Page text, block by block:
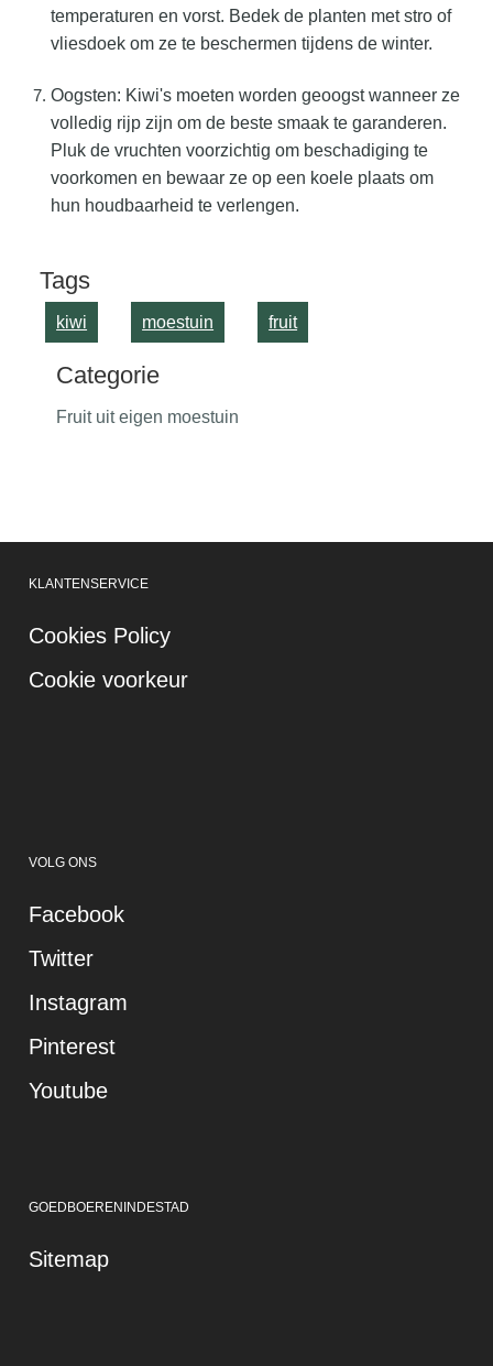
temperaturen en vorst. Bedek de planten met stro of
vliesdoek om ze te beschermen tijdens de winter.
Oogsten: Kiwi's moeten worden geoogst wanneer ze
volledig rijp zijn om de beste smaak te garanderen.
Pluk de vruchten voorzichtig om beschadiging te
voorkomen en bewaar ze op een koele plaats om
hun houdbaarheid te verlengen.
Tags
kiwi moestuin fruit
Categorie
Fruit uit eigen moestuin
KLANTENSERVICE
Cookies Policy
Cookie voorkeur
VOLG ONS
Facebook
Twitter
Instagram
Pinterest
Youtube
GOEDBOERENINDESTAD
Sitemap